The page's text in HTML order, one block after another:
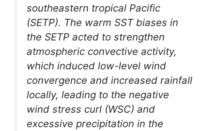
southeastern tropical Pacific
(SETP). The warm SST biases in
the SETP acted to strengthen
atmospheric convective activity,
which induced low-level wind
convergence and increased rainfall
locally, leading to the negative
wind stress curl (WSC) and
excessive precipitation in the